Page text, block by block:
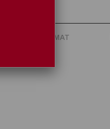
KARGO & TESLIMAT